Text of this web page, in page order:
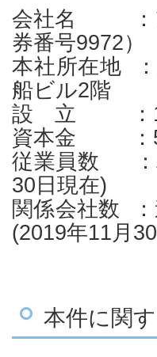
会社名 ：ア
券番号9972）
本社所在地
船ビル2階
設 立 ：
資本金 ：
従業員数 ：
30日現在)
関係会社数
(2019年11月
本件に関